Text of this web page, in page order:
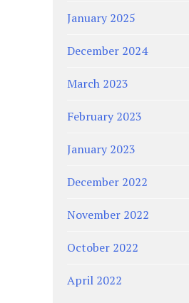
January 2025
December 2024
March 2023
February 2023
January 2023
December 2022
November 2022
October 2022
April 2022